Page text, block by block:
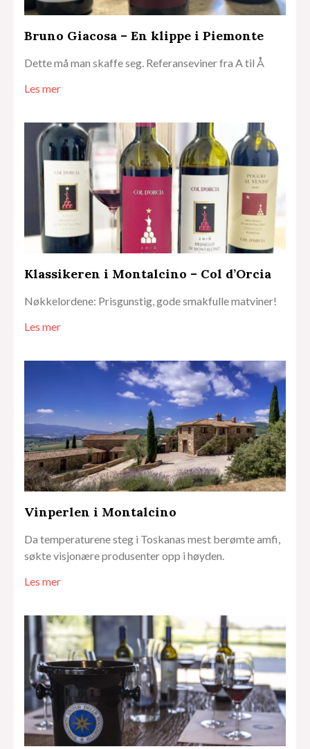
Bruno Giacosa – En klippe i Piemonte
Dette må man skaffe seg. Referanseviner fra A til Å
Les mer
Klassikeren i Montalcino – Col d’Orcia
Nøkkelordene: Prisgunstig, gode smakfulle matviner!
Les mer
Vinperlen i Montalcino
Da temperaturene steg i Toskanas mest berømte amfi,
søkte visjonære produsenter opp i høyden.
Les mer